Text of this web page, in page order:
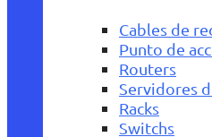
Cables de
Punto de
Routers
Servidores
Racks
Switchs